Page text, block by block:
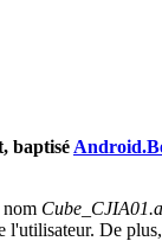
baptisé
nom
l'utilisateur. De